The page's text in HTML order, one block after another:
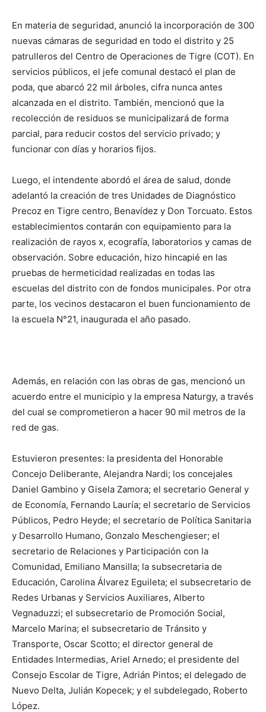
En materia de seguridad, anunció la incorporación de 300
nuevas cámaras de seguridad en todo el distrito y 25
patrulleros del Centro de Operaciones de Tigre (COT). En
servicios públicos, el jefe comunal destacó el plan de
poda, que abarcó 22 mil árboles, cifra nunca antes
alcanzada en el distrito. También, mencionó que la
recolección de residuos se municipalizará de forma
parcial, para reducir costos del servicio privado; y
funcionar con días y horarios fijos.
Luego, el intendente abordó el área de salud, donde
adelantó la creación de tres Unidades de Diagnóstico
Precoz en Tigre centro, Benavídez y Don Torcuato. Estos
establecimientos contarán con equipamiento para la
realización de rayos x, ecografía, laboratorios y camas de
observación. Sobre educación, hizo hincapié en las
pruebas de hermeticidad realizadas en todas las
escuelas del distrito con de fondos municipales. Por otra
parte, los vecinos destacaron el buen funcionamiento de
la escuela N°21, inaugurada el año pasado.
Además, en relación con las obras de gas, mencionó un
acuerdo entre el municipio y la empresa Naturgy, a través
del cual se comprometieron a hacer 90 mil metros de la
red de gas.
Estuvieron presentes: la presidenta del Honorable
Concejo Deliberante, Alejandra Nardi; los concejales
Daniel Gambino y Gisela Zamora; el secretario General y
de Economía, Fernando Lauría; el secretario de Servicios
Públicos, Pedro Heyde; el secretario de Política Sanitaria
y Desarrollo Humano, Gonzalo Meschengieser; el
secretario de Relaciones y Participación con la
Comunidad, Emiliano Mansilla; la subsecretaria de
Educación, Carolina Álvarez Eguileta; el subsecretario de
Redes Urbanas y Servicios Auxiliares, Alberto
Vegnaduzzi; el subsecretario de Promoción Social,
Marcelo Marina; el subsecretario de Tránsito y
Transporte, Oscar Scotto; el director general de
Entidades Intermedias, Ariel Arnedo; el presidente del
Consejo Escolar de Tigre, Adrián Pintos; el delegado de
Nuevo Delta, Julián Kopecek; y el subdelegado, Roberto
López.